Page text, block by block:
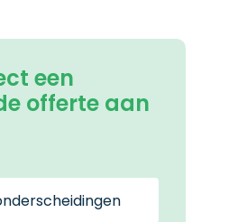
een
offerte aan